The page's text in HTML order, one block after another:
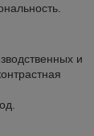
и